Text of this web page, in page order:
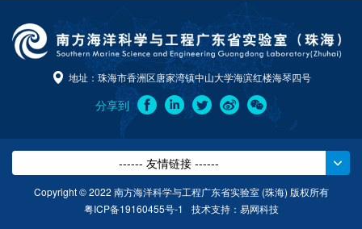
地址：珠海市香洲区唐家湾镇中山大学海滨红楼海琴四号
分享到
------ 友情链接 ------
Copyright © 2022 南方海洋科学与工程广东省实验室 (珠海) 版权所有
粤ICP备19160455号-1
技术支持： 易网科技